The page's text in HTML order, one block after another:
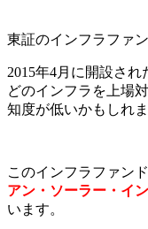
東証のインフラファ
2015年4月に開設さ
どのインフラを上場
知度が低いかもしれま
このインフラファン
アン・ソーラー・イ
います。